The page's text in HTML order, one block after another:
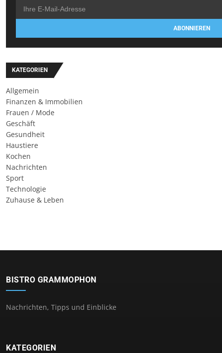
ABONNIEREN
KATEGORIEN
Allgemein
Finanzen & Immobilien
Frauen / Mode
Geschäft
Gesundheit
Haustiere
Kochen
Nachrichten
Sport
Technologie
Zuhause & Leben
BISTRO GRAMMOPHON
Nachrichten, Tipps und Einblicke
KATEGORIEN